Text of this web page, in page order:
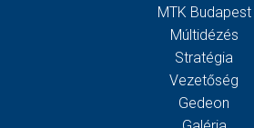
MTK Budapest
Múltidézés
Stratégia
Vezetőség
Gedeon